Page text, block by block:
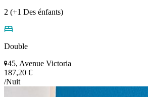
2 (+1 Des énfants)
Double
45, Avenue Victoria
187,20 €
/Nuit